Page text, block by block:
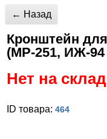
← Назад
Кронштейн
(МР-251, ИЖ-94
Нет на
ID товара: 464